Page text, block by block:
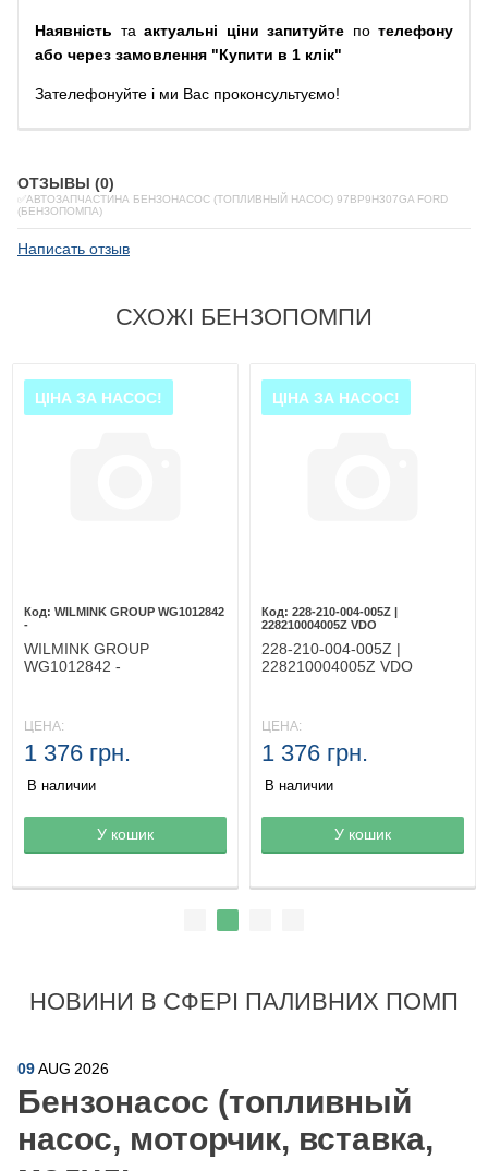
Наявність та актуальні ціни запитуйте по телефону
або через замовлення "Купити в 1 клік"
Зателефонуйте і ми Вас проконсультуємо!
ОТЗЫВЫ (0)
✅АВТОЗАПЧАСТИНА БЕНЗОНАСОС (ТОПЛИВНЫЙ НАСОС) 97BP9H307GA FORD
(БЕНЗОПОМПА)
Написать отзыв
СХОЖІ БЕНЗОПОМПИ
Товар в корзине
ЦІНА ЗА НАСОС!
WILMINK GROUP WG1012842
-
WILMINK GROUP
WG1012842 -
ЦЕНА:
1 376 грн.
В наличии
У кошик Товар в корзине
ЦІНА ЗА НАСОС!
228-210-004-005Z |
228210004005Z VDO
228-210-004-005Z |
228210004005Z VDO
ЦЕНА:
1 376 грн.
В наличии
У кошик
НОВИНИ В СФЕРІ ПАЛИВНИХ ПОМП
09AUG 2026
Бензонасос (топливный
насос, моторчик, вставка,